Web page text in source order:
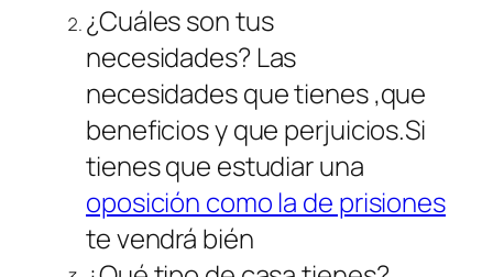
¿Cuáles son tus
necesidades? Las
necesidades que tienes ,que
beneficios y que perjuicios.Si
tienes que estudiar una
oposición como la de prisiones
te vendrá bién